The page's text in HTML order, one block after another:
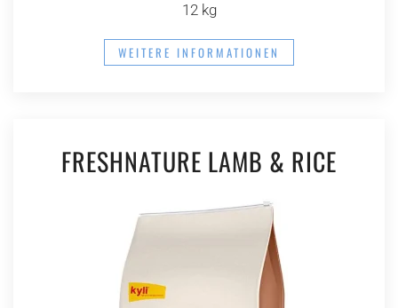
12 kg
WEITERE INFORMATIONEN
FRESHNATURE LAMB & RICE